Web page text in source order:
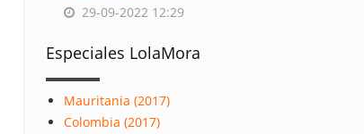
29-09-2022 12:29
Especiales LolaMora
Mauritania (2017)
Colombia (2017)